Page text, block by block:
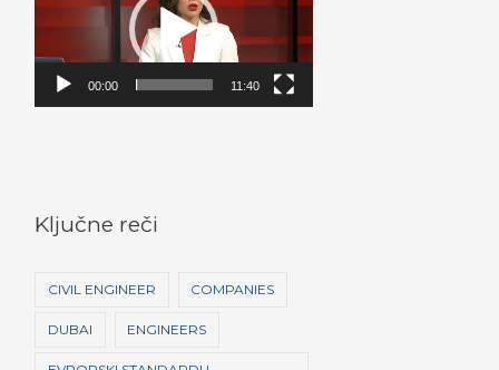
d
e
e
00:00 11:40
Ključne reči
CIVIL ENGINEER COMPANIES
DUBAI ENGINEERS